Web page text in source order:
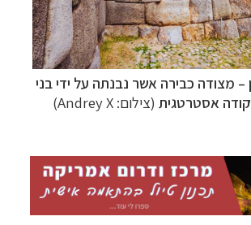
מצודה כבירה אשר נבנתה על ידי בני
אסטרטגית (צילום: Andrey X)